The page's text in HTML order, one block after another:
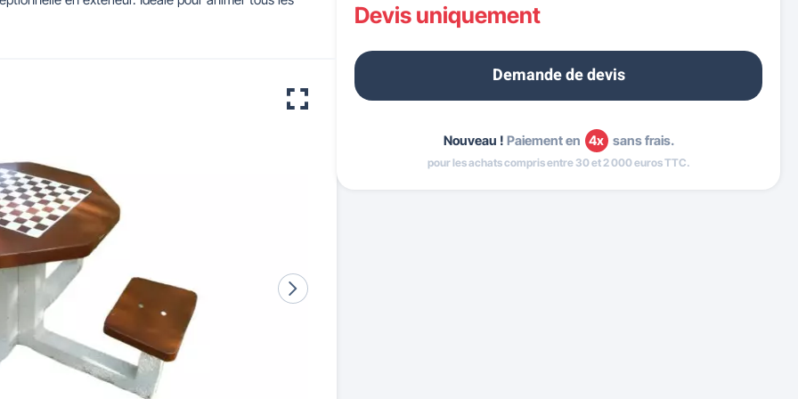
Devis uniquement
Demande de devis
Nouveau ! Paiement en 4x sans frais.
pour les achats compris entre 30 et 2 000 euros TTC.